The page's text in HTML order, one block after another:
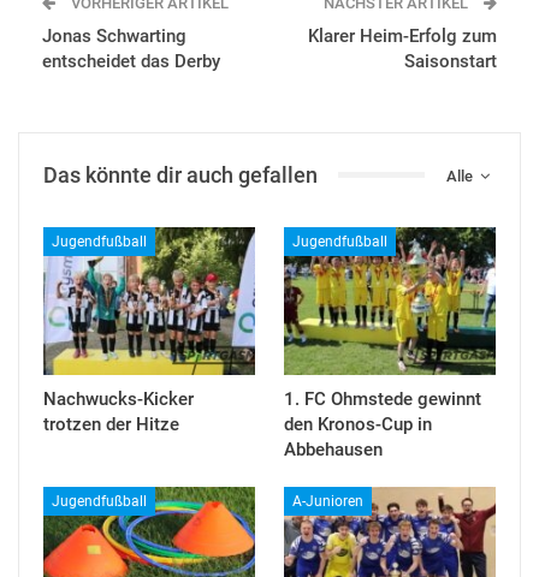
Jonas Schwarting
entscheidet das Derby
Klarer Heim-Erfolg zum
Saisonstart
Alle
Das könnte dir auch gefallen
Jugendfußball
Nachwucks-Kicker
trotzen der Hitze
Jugendfußball
1. FC Ohmstede gewinnt
den Kronos-Cup in
Abbehausen
Jugendfußball A-Junioren